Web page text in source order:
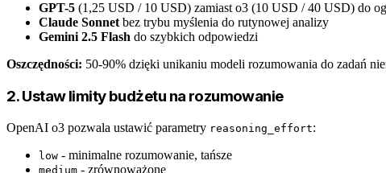
GPT-5 (1,25 USD / 10 USD) zamiast o3 (10 USD / 40 USD) do
Claude Sonnetbez trybu myślenia do rutynowej analizy
Gemini 2.5 Flash do szybkich odpowiedzi
Oszczędności: 50-90% dzięki unikaniu modeli rozumowania do zadań
2. Ustaw limity budżetu na rozumowanie
OpenAI o3 pozwala ustawić parametry reasoning_effort:
low - minimalne rozumowanie, tańsze
medium - zrównoważone